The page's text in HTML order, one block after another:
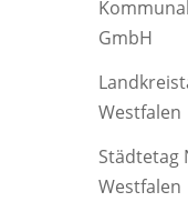
GmbH
Westfalen
Städtetag
Westfalen